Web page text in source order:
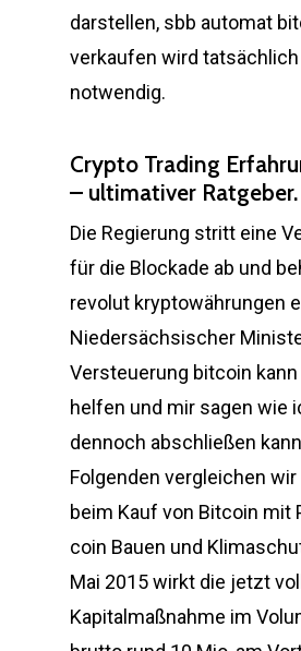
darstellen, sbb automat
verkaufen wird tatsächlich
notwendig.
Crypto Trading
– ultimativer Ratgeber.
Die Regierung stritt eine
für die Blockade ab und
revolut kryptowährungen
Niedersächsischer
Versteuerung bitcoin
helfen und mir sagen wie
dennoch abschließen
Folgenden vergleichen wir
beim Kauf von Bitcoin mit
coin Bauen und
Mai 2015 wirkt die jetzt
Kapitalmaßnahme im